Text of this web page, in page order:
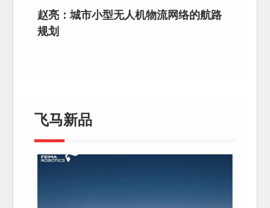
赵亮：城市小型无人机物流网络的航路
规划
飞马新品